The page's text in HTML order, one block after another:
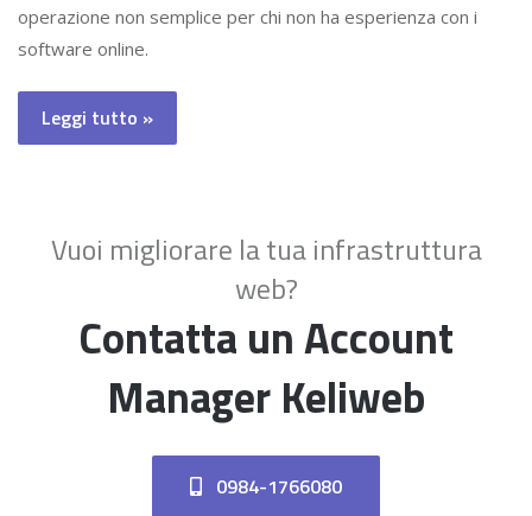
operazione non semplice per chi non ha esperienza con i
software online.
Leggi tutto »
Vuoi migliorare la tua infrastruttura
web?
Contatta un Account
Manager Keliweb
0984-1766080